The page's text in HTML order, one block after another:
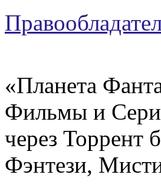
«Планета
Фильмы и
через Торрент
Фэнтези,